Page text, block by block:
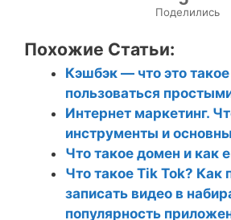
Поделились
Похожие Статьи:
Кэшбэк — что это
пользоваться
Интернет маркетинг.
инструменты и
Что такое домен и как
Что такое Tik Tok? Как
записать видео в
популярность